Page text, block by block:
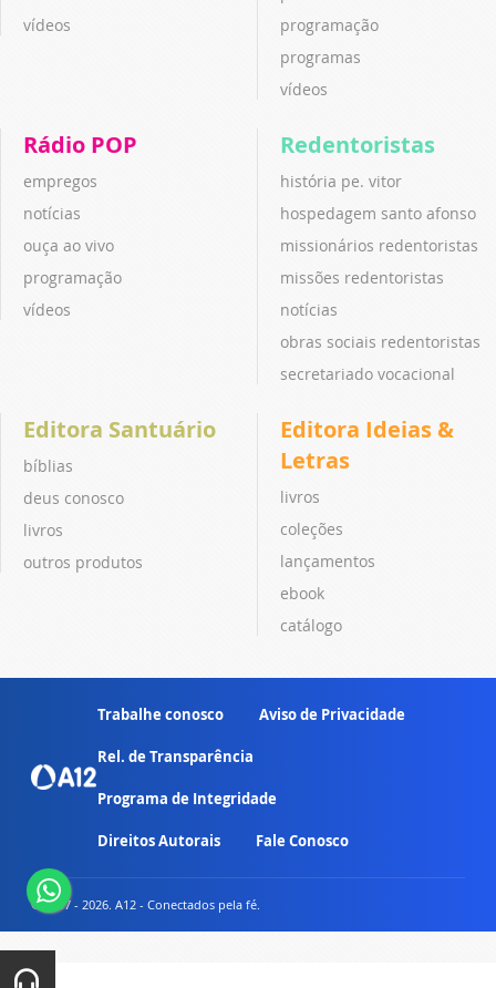
vídeos
programação
programas
vídeos
Rádio POP
empregos
notícias
ouça ao vivo
programação
vídeos
Redentoristas
história pe. vitor
hospedagem santo afonso
missionários redentoristas
missões redentoristas
notícias
obras sociais redentoristas
secretariado vocacional
Editora Santuário
bíblias
deus conosco
livros
outros produtos
Editora Ideias &
Letras
livros
coleções
lançamentos
ebook
catálogo
Trabalhe conosco Aviso de Privacidade
Rel. de Transparência
Programa de Integridade
Direitos Autorais Fale Conosco
© 2007 - 2026. A12 - Conectados pela fé.